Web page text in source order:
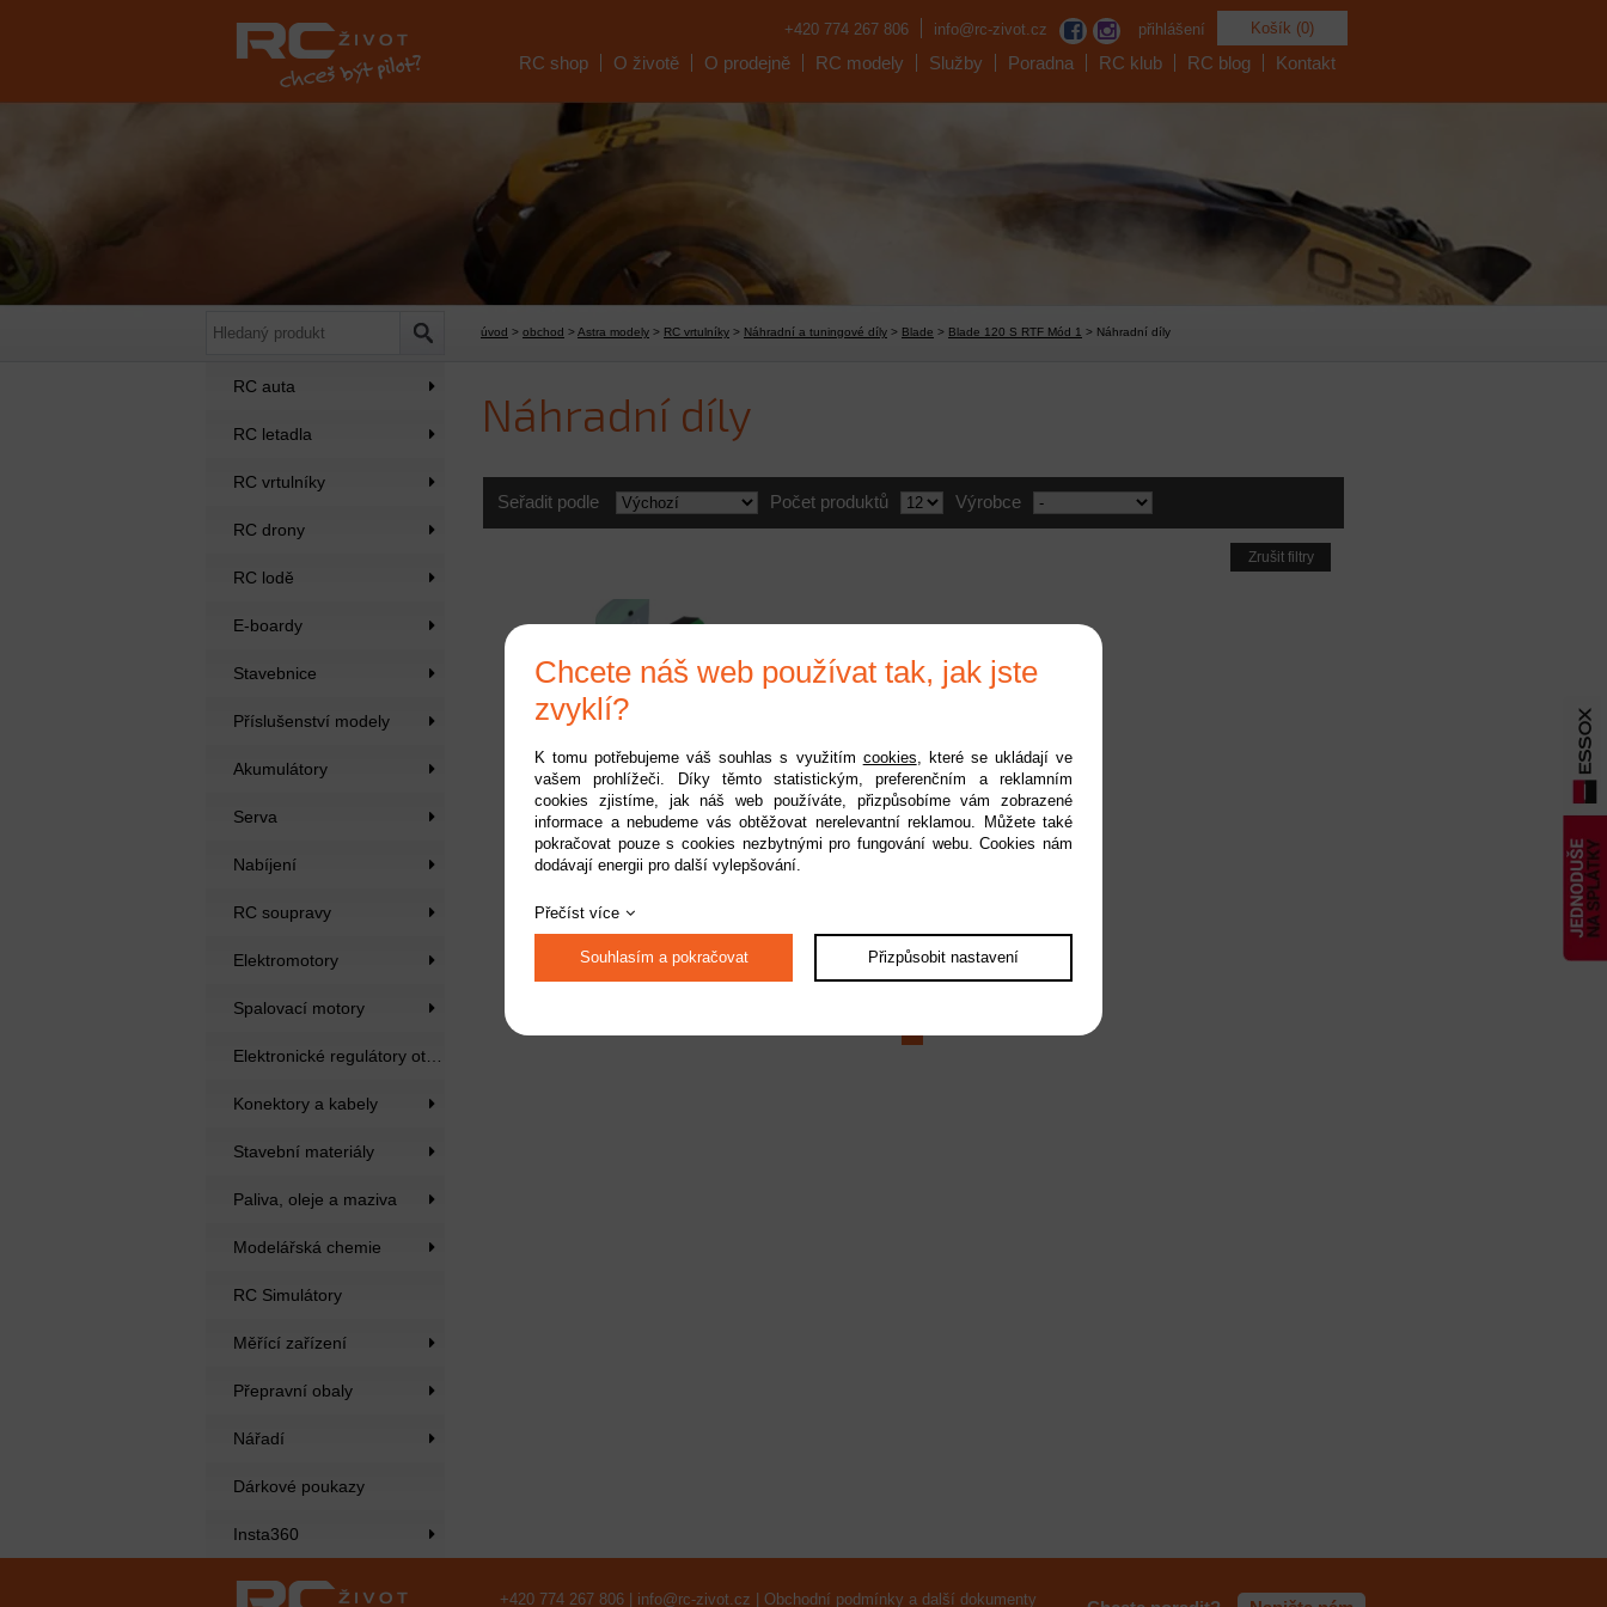
Košík (0)
přihlášení
+420 774 267 806 info@rc-zivot.cz
RC shop O životě O prodejně RC modely Služby Poradna RC klub RC blog Kontakt
úvod > obchod >Astra modely > RC vrtulníky > Náhradní a tuningové díly > Blade > Blade 120 S RTF Mód 1 > Náhradní díly
RC auta
RC letadla
RC vrtulníky
RC drony
RC lodě
E-boardy
Stavebnice
Příslušenství modely
Akumulátory
Serva
Nabíjení
RC soupravy
Elektromotory
Spalovací motory
Konektory a kabely
Stavební materiály
Paliva, oleje a maziva
Modelářská chemie
RC Simulátory
Měřící zařízení
Přepravní obaly
Nářadí
Dárkové poukazy
Insta360
Náhradní díly
Seřadit podle Počet produktů Výrobce
Zrušit filtry
Blade kabina: 120 S
Dostupnost: na dotaz
Kód:BLH4107
+420 774 267 806 | info@rc-zivot.cz Obchodní podmínky a další dokumenty
Chcete náš web používat tak, jak jste
zvyklí?
K tomu potřebujeme váš souhlas s využitím cookies , které se ukládají ve
vašem prohlížeči. Díky těmto statistickým, preferenčním a reklamním
cookies zjistíme, jak náš web používáte, přizpůsobíme vám zobrazené
informace a nebudeme vás obtěžovat nerelevantní reklamou. Můžete také
pokračovat pouze s cookies nezbytnými pro fungování webu. Cookies nám
dodávají energii pro další vylepšování.
Přečíst více
Souhlasím a pokračovat Přizpůsobit nastavení